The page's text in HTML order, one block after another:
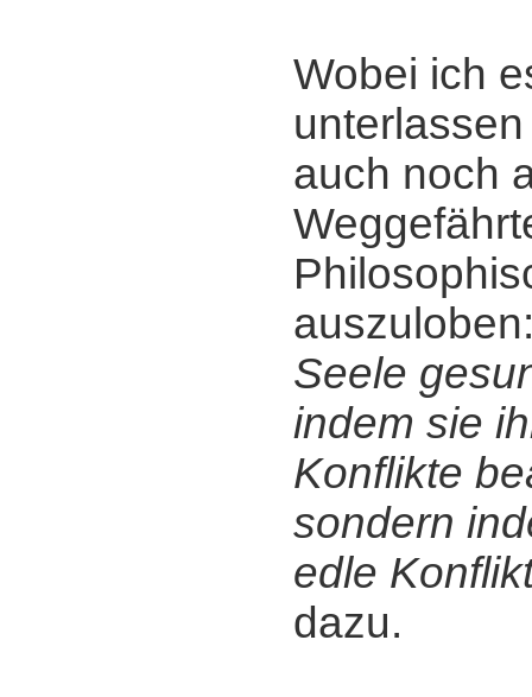
Wobei ich
auch noch
Seele
indem sie
Konflikte
sondern
edle
dazu.